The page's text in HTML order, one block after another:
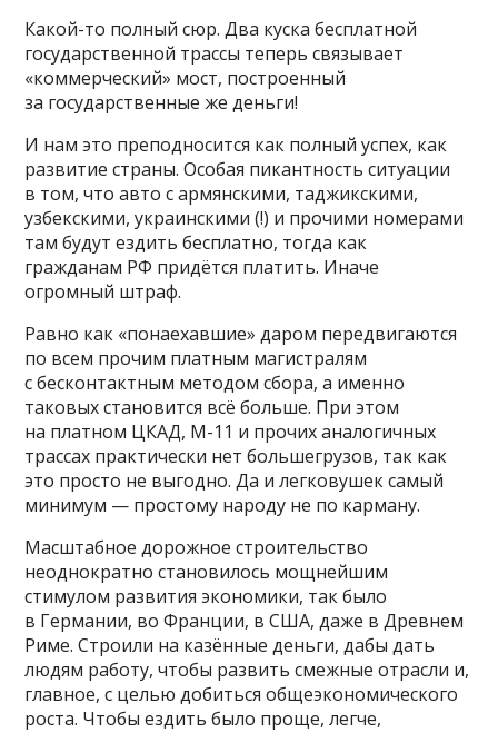
Какой-то полный сюр. Два куска бесплатной
государственной трассы теперь связывает
«коммерческий» мост, построенный
за государственные же деньги!
И нам это преподносится как полный успех, как
развитие страны. Особая пикантность ситуации
в том, что авто с армянскими, таджикскими,
узбекскими, украинскими (!) и прочими номерами
там будут ездить бесплатно, тогда как
гражданам РФ придётся платить. Иначе
огромный штраф.
Равно как «понаехавшие» даром передвигаются
по всем прочим платным магистралям
с бесконтактным методом сбора, а именно
таковых становится всё больше. При этом
на платном ЦКАД, М-11 и прочих аналогичных
трассах практически нет большегрузов, так как
это просто не выгодно. Да и легковушек самый
минимум — простому народу не по карману.
Масштабное дорожное строительство
неоднократно становилось мощнейшим
стимулом развития экономики, так было
в Германии, во Франции, в США, даже в Древнем
Риме. Строили на казённые деньги, дабы дать
людям работу, чтобы развить смежные отрасли и,
главное, с целью добиться общеэкономического
роста. Чтобы ездить было проще, легче,